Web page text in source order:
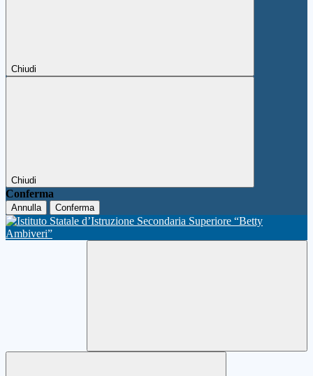
Chiudi
Chiudi
Conferma
Annulla Conferma